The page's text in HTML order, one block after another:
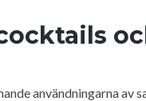
användningarna